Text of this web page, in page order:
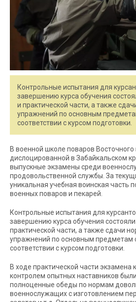
Контрольные испытания для
завершению курса обучения
и практической части, а также
упражнений по основным
соответствии с курсом подготовки.
В военной школе поваров
дислоцированной в Забайкальском
выпускные экзамены среди
продовольственной службы. За
уникальная учебная воинская часть
военных поваров и пекарей.
Контрольные испытания для
завершению курса обучения состояли
практической части, а также сдачи
упражнений по основным предметам
соответствии с курсом подготовки.
В ходе практической части экзамена
контролем опытных наставников
полноценные обеды по нормам
военнослужащих с изготовлением